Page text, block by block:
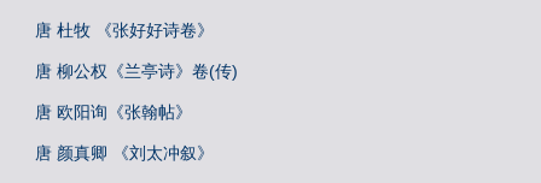
唐 杜牧 《张好好诗卷》
唐 柳公权《兰亭诗》卷(传)
唐 欧阳询《张翰帖》
唐 颜真卿 《刘太冲叙》